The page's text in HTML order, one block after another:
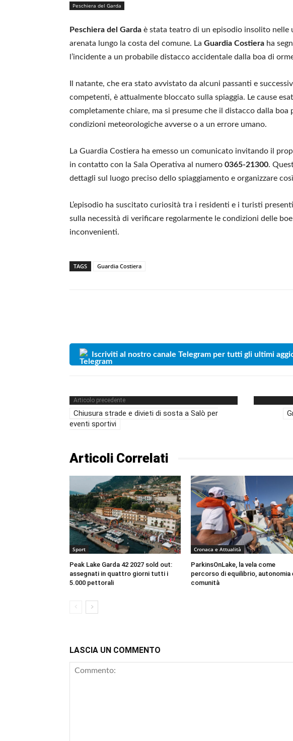
Peschiera del Garda
Peschiera del Garda è stata teatro di un episodio insolito nelle
arenata lungo la costa del comune. La Guardia Costiera ha
l’incidente a un probabile distacco accidentale dalla boa di
Il natante, che era stato avvistato da alcuni passanti e
competenti, è attualmente bloccato sulla spiaggia. Le cause
completamente chiare, ma si presume che il distacco dalla boa
condizioni meteorologiche avverse o a un errore umano.
La Guardia Costiera ha emesso un comunicato invitando il
in contatto con la Sala Operativa al numero 0365-21300.
dettagli sul luogo preciso dello spiaggiamento e organizzare
L’episodio ha suscitato curiosità tra i residenti e i turisti
sulla necessità di verificare regolarmente le condizioni delle
inconvenienti.
TAGS Guardia Costiera
Iscriviti al nostro canale Telegram per tutti gli ultimi
Articolo precedente
Chiusura strade e divieti di sosta a Salò per
eventi sportivi
Articoli Correlati
Sport
Peak Lake Garda 42 2027 sold out:
assegnati in quattro giorni tutti i
5.000 pettorali
Cronaca e Attualità
ParkinsOnLake, la vela come
percorso di equilibrio, autonomia
comunità
LASCIA UN COMMENTO